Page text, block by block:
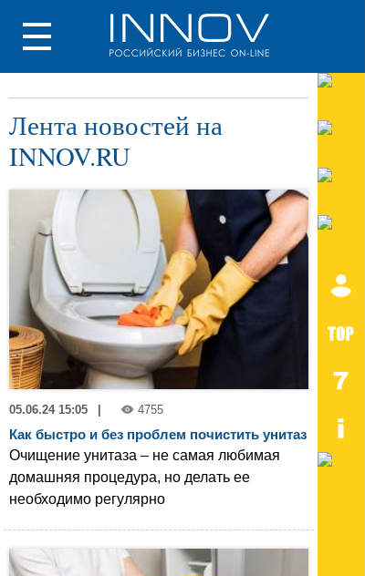
Лента новостей на
INNOV.RU
05.06.24 15:05 4755
Как быстро и без проблем почистить унитаз
Очищение унитаза – не самая любимая
домашняя процедура, но делать ее
необходимо регулярно